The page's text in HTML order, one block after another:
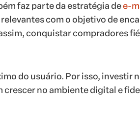
faz parte da estratégia dee-
com o objetivo de
conquistar compradores
do usuário. Por isso, investir
no ambiente digital e